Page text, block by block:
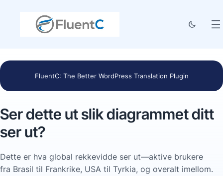
FluentC: The Better WordPress Translation Plugin
Ser dette ut slik diagrammet ditt
ser ut?
Dette er hva global rekkevidde ser ut—aktive brukere
fra Brasil til Frankrike, USA til Tyrkia, og overalt imellom.